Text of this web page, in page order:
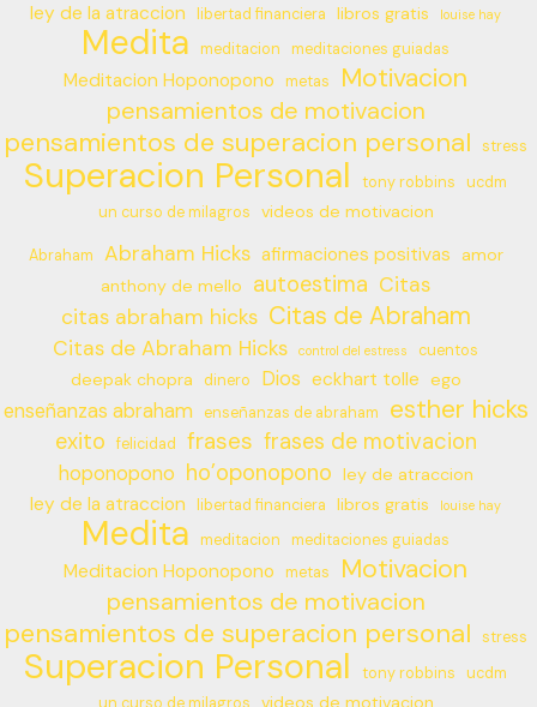
ley de la atraccion libertad financiera libros gratis louise hay
Medita meditacion meditaciones guiadas
Meditacion Hoponopono metas Motivacion
pensamientos de motivacion
pensamientos de superacion personal stress
Superacion Personal tony robbins
ucdm
un curso de milagros
videos de motivacion
Abraham Abraham Hicks afirmaciones positivas
amor
anthony de mello
autoestima Citas
citas abraham hicks Citas de Abraham
Citas de Abraham Hicks control del estress cuentos
deepak chopra dinero Dios eckhart tolle ego
enseñanzas abraham enseñanzas de abraham esther hicks
exito felicidad frases frases de motivacion
hoponopono ho’oponopono ley de atraccion
ley de la atraccion libertad financiera libros gratis louise hay
Medita meditacion meditaciones guiadas
Meditacion Hoponopono metas Motivacion
pensamientos de motivacion
pensamientos de superacion personal stress
Superacion Personal tony robbins
ucdm